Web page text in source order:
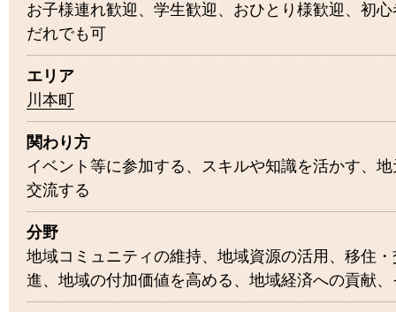
お子様連れ歓迎、学生歓迎、おひとり様歓迎、初
だれでも可
エリア
川本町
関わり方
イベント等に参加する、スキルや知識を活かす、
交流する
分野
地域コミュニティの維持、地域資源の活用、移住
進、地域の付加価値を高める、地域経済への貢献